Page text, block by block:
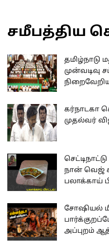
சமீபத்திய
தமிழ்நாடு
முன்வடிவு
கர்நாடகா
முதல்வர்
நான் வெஜ்
பலாக்காய்
சோஷியல்
அப்புறம்